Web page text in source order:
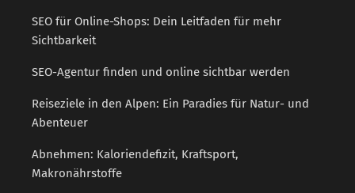
SEO für Online-Shops: Dein Leitfaden für mehr
Sichtbarkeit
SEO-Agentur finden und online sichtbar werden
Reiseziele in den Alpen: Ein Paradies für Natur- und
Abenteuer
Abnehmen: Kaloriendefizit, Kraftsport,
Makronährstoffe